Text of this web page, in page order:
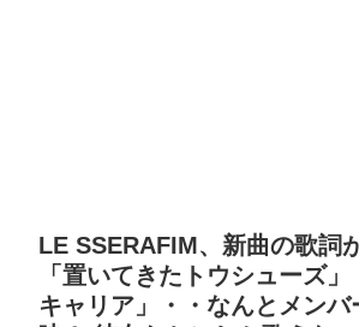
LE SSERAFIM、新曲の歌詞
「置いてきたトウシューズ
キャリア」・・なんとメンバ